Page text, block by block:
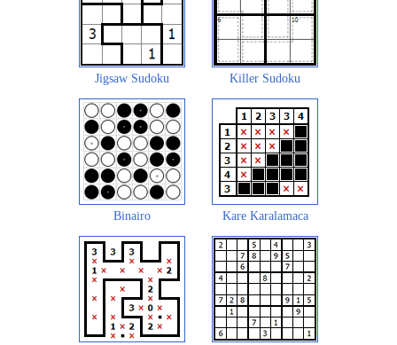
Jigsaw Sudoku Killer Sudoku
Binairo Kare Karalamaca